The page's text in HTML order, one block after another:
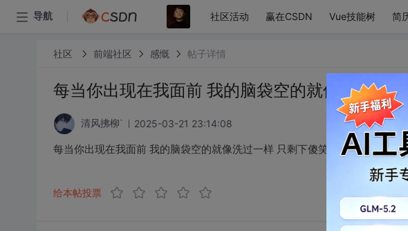
导航 社区活动 赢在CSDN Vue技能树 简
社区 前端社区 感慨 帖子详情
每当你出现在我面前 我的脑袋空的就像洗过一样
清风拂柳` 2025-03-21 23:14:08
每当你出现在我面前 我的脑袋空的就像洗过一样 只剩下傻笑
给本帖投票